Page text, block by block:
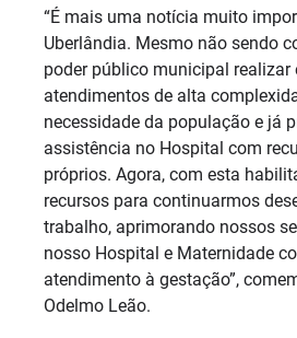
“É mais uma notícia muito
Uberlândia. Mesmo não sendo
poder público municipal realizar
atendimentos de alta
necessidade da população e já
assistência no Hospital com
próprios. Agora, com esta
recursos para continuarmos
trabalho, aprimorando nossos
nosso Hospital e Maternidade
atendimento à gestação”,
Odelmo Leão.